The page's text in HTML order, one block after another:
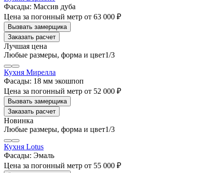
Фасады: Массив дуба
Цена за погонный метр от 63 000 ₽
Заказать расчет
Лучшая цена
1/3
Кухня Мирелла
Фасады: 18 мм экошпоп
Цена за погонный метр от 52 000 ₽
Заказать расчет
1/3
Кухня Lotus
Фасады: Эмаль
Цена за погонный метр от 55 000 ₽